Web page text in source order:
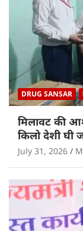
DRUG SANSAR
मिलावट की
किलो देशी घी
July 31, 2026